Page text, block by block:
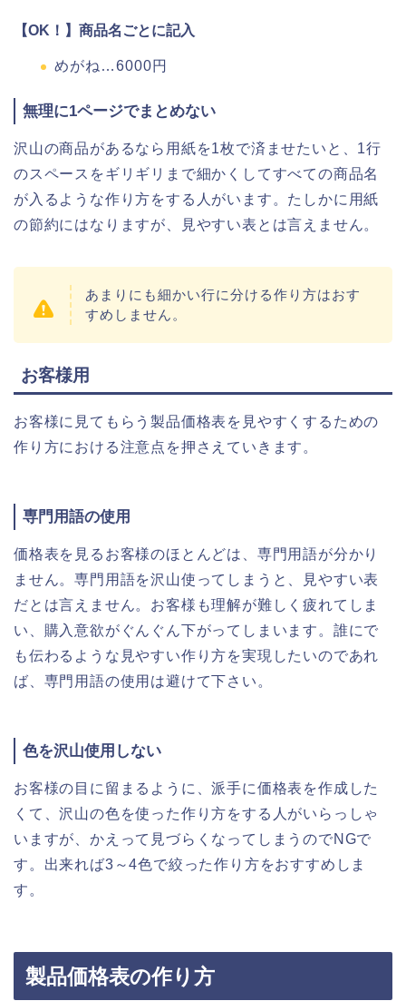
【OK！】商品名ごとに記入
めがね…6000円
無理に1ページでまとめない
沢山の商品があるなら用紙を1枚で済ませたいと、1行
のスペースをギリギリまで細かくしてすべての商品名
が入るような作り方をする人がいます。たしかに用紙
の節約にはなりますが、見やすい表とは言えません。
あまりにも細かい行に分ける作り方はおす
すめしません。
お客様用
お客様に見てもらう製品価格表を見やすくするための
作り方における注意点を押さえていきます。
専門用語の使用
価格表を見るお客様のほとんどは、専門用語が分かり
ません。専門用語を沢山使ってしまうと、見やすい表
だとは言えません。お客様も理解が難しく疲れてしま
い、購入意欲がぐんぐん下がってしまいます。誰にで
も伝わるような見やすい作り方を実現したいのであれ
ば、専門用語の使用は避けて下さい。
色を沢山使用しない
お客様の目に留まるように、派手に価格表を作成した
くて、沢山の色を使った作り方をする人がいらっしゃ
いますが、かえって見づらくなってしまうのでNGで
す。出来れば3～4色で絞った作り方をおすすめしま
す。
製品価格表の作り方